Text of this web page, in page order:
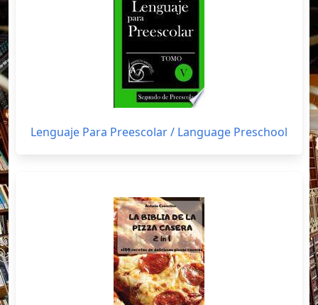
Lenguaje Para Preescolar / Language Preschool